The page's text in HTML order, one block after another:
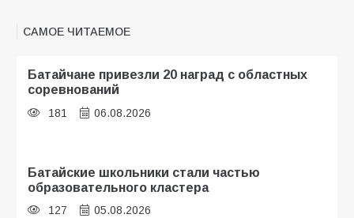
САМОЕ ЧИТАЕМОЕ
Батайчане привезли 20 наград с областных
соревнований
181 06.08.2026
Батайские школьники стали частью
образовательного кластера
127 05.08.2026